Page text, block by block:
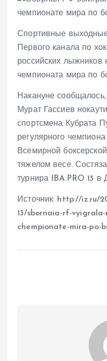
Спортивные
Первого канала по
российских
чемпионата мира по
Накануне
Мурат Гассиев
спортсмена Кубрата
регулярного
Всемирной
тяжелом весе.
турнира IBA.PRO 13 в
Источник: http://iz.ru/
13/sbornaia-rf-
chempionate-mira-po-